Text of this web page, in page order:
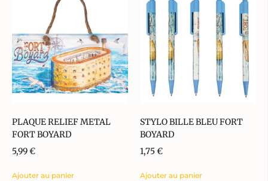
PLAQUE RELIEF METAL
FORT BOYARD
5,99€
Ajouter au panier
STYLO BILLE BLEU FORT
BOYARD
1,75€
Ajouter au panier